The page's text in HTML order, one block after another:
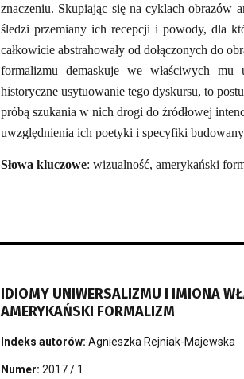
znaczeniu. Skupiając się na cyklach obrazów
śledzi przemiany ich recepcji i powody, dla
całkowicie abstrahowały od dołączonych do
formalizmu demaskuje we właściwych mu
historyczne usytuowanie tego dyskursu, to
próbą szukania w nich drogi do źródłowej
uwzględnienia ich poetyki i specyfiki
Słowa kluczowe: wizualność, amerykański
IDIOMY UNIWERSALIZMU I IMIONA
AMERYKAŃSKI FORMALIZM
Indeks autorów: Agnieszka Rejniak-Majewska
Numer: 2017 / 1